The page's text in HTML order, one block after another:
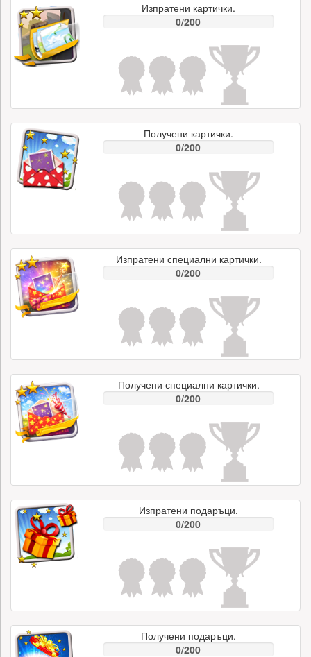
Изпратени картички.
0/200
Получени картички.
0/200
Изпратени специални картички.
0/200
Получени специални картички.
0/200
Изпратени подаръци.
0/200
Получени подаръци.
0/200